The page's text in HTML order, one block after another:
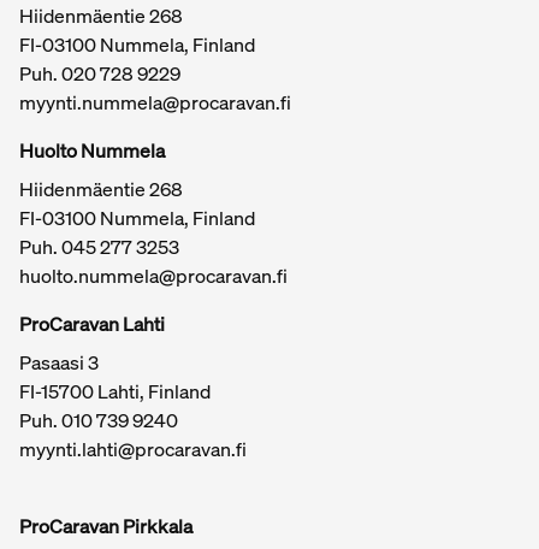
Tärkeitä linkkejä / sivukartta
Hiidenmäentie 268
FI-03100 Nummela, Finland
Puh.020 728 9229
myynti.nummela@procaravan.fi
Huolto Nummela
Hiidenmäentie 268
FI-03100 Nummela, Finland
Puh. 045 277 3253
huolto.nummela@procaravan.fi
ProCaravan Lahti
Pasaasi 3
FI-15700 Lahti, Finland
Puh.010 739 9240
myynti.lahti@procaravan.fi
ProCaravan Pirkkala